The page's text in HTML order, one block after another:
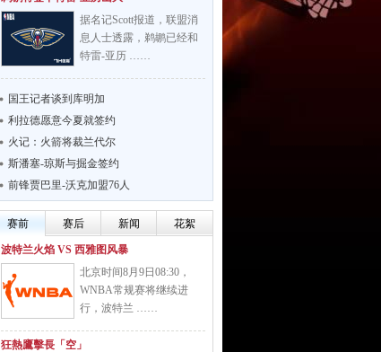
据名记Scott报道，联盟消
息人士透露，鹈鹕已经和
特雷-亚历 ……
国王记者谈到库明加
利拉德愿意今夏就签约
火记：火箭将裁兰代尔
斯潘塞-琼斯与掘金签约
前锋贾巴里-沃克加盟76人
赛前 赛后 新闻 花絮
波特兰火焰 VS 西雅图风暴
北京时间8月9日08:30，
WNBA常规赛将继续进
行，波特兰 ……
狂熱鷹擊長「空」